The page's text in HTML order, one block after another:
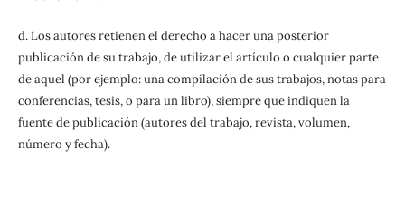
d. Los autores retienen el derecho a hacer una posterior
publicación de su trabajo, de utilizar el artículo o cualquier parte
de aquel (por ejemplo: una compilación de sus trabajos, notas para
conferencias, tesis, o para un libro), siempre que indiquen la
fuente de publicación (autores del trabajo, revista, volumen,
número y fecha).